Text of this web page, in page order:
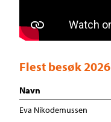
Flest besøk 2026
Navn
Eva Nikodemussen